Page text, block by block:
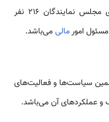
اعضای مجلس سنا 99 نفر و تعداد اعضای مجلس نمایندگان 216 نفر
امورمالیمی‌باشد.
سیاست‌ها و فعالیت‌های
و عملکردهای آن می‌باشد.